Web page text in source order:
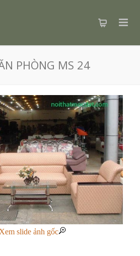
PHÒNG MS 24
Xem slide ảnh gốc